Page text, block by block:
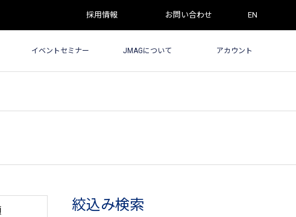
採用情報 お問い合わせ EN
イベントセミナー JMAGについて アカウント
絞込み検索